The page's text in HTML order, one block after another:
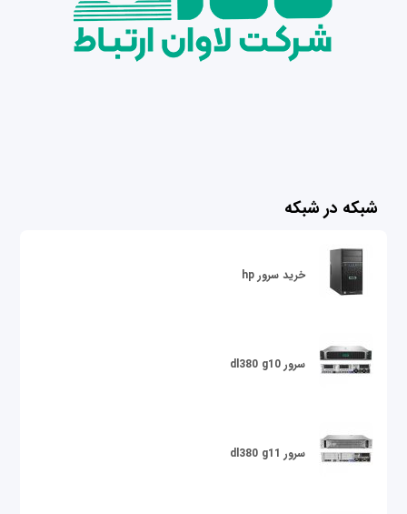
شبکه در شبکه
خرید سرور hp
سرور dl380 g10
سرور dl380 g11